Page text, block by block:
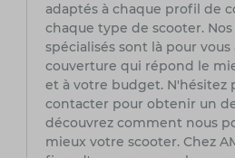
adaptés à chaque profil de
chaque type de scooter.
spécialisés sont là pour
couverture qui répond le
et à votre budget. N'hésitez
contacter pour obtenir un
découvrez comment nous
mieux votre scooter. Chez